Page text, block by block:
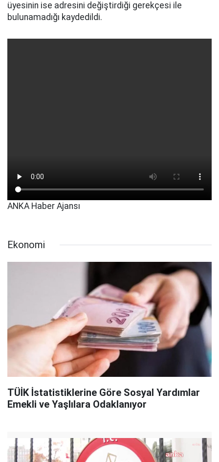
üyesinin ise adresini değiştirdiği gerekçesi ile
bulunamadığı kaydedildi.
ANKA Haber Ajansı
Ekonomi
TÜİK İstatistiklerine Göre Sosyal Yardımlar
Emekli ve Yaşlılara Odaklanıyor